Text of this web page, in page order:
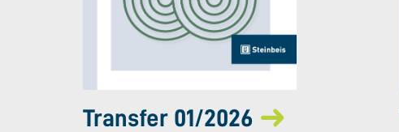
Transfer 01/2026